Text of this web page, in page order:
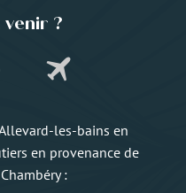
?
les-bains en
en provenance de
: